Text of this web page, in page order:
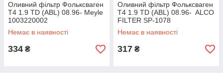
Оливний фільтр Фольксваген
Т4 1.9 TD (ABL) 08.96- Meyle
1003220002
Немає в наявності
334 ₴
Оливний фільтр Фольксваген
Т4 1.9 TD (ABL) 08.96- ALCO
FILTER SP-1078
Немає в наявності
317 ₴